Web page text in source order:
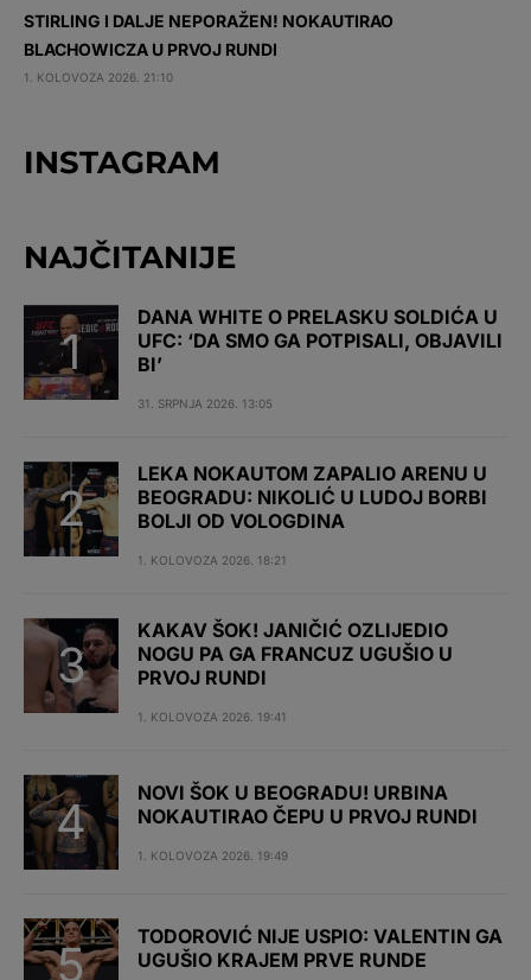
STIRLING I DALJE NEPORAŽEN! NOKAUTIRAO
BLACHOWICZA U PRVOJ RUNDI
1. KOLOVOZA 2026. 21:10
INSTAGRAM
NAJČITANIJE
DANA WHITE O PRELASKU SOLDIĆA U
UFC: ‘DA SMO GA POTPISALI, OBJAVILI
BI’
31. SRPNJA 2026. 13:05
LEKA NOKAUTOM ZAPALIO ARENU U
BEOGRADU: NIKOLIĆ U LUDOJ BORBI
BOLJI OD VOLOGDINA
1. KOLOVOZA 2026. 18:21
KAKAV ŠOK! JANIČIĆ OZLIJEDIO
NOGU PA GA FRANCUZ UGUŠIO U
PRVOJ RUNDI
1. KOLOVOZA 2026. 19:41
NOVI ŠOK U BEOGRADU! URBINA
NOKAUTIRAO ČEPU U PRVOJ RUNDI
1. KOLOVOZA 2026. 19:49
TODOROVIĆ NIJE USPIO: VALENTIN GA
UGUŠIO KRAJEM PRVE RUNDE